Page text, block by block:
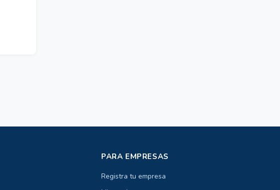
PARA EMPRESAS
Registra tu empresa